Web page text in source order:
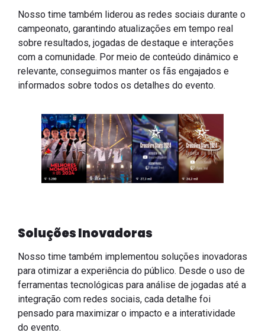
Nosso time também liderou as redes sociais durante o
campeonato, garantindo atualizações em tempo real
sobre resultados, jogadas de destaque e interações
com a comunidade. Por meio de conteúdo dinâmico e
relevante, conseguimos manter os fãs engajados e
informados sobre todos os detalhes do evento.
Soluções Inovadoras
Nosso time também implementou soluções inovadoras
para otimizar a experiência do público. Desde o uso de
ferramentas tecnológicas para análise de jogadas até a
integração com redes sociais, cada detalhe foi
pensado para maximizar o impacto e a interatividade
do evento.